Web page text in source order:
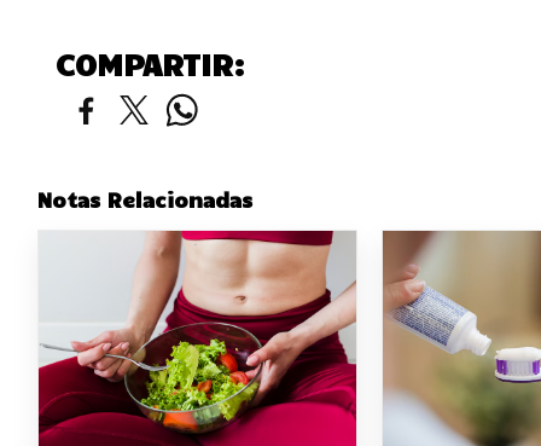
COMPARTIR:
Notas Relacionadas